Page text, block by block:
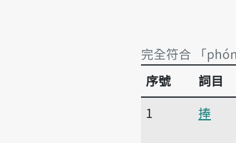
完全符合 「
完全符合 「
序號 詞目
1
捧